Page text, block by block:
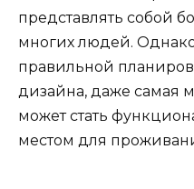
представлять собой
многих людей.
правильной
дизайна, даже самая
может стать
местом для